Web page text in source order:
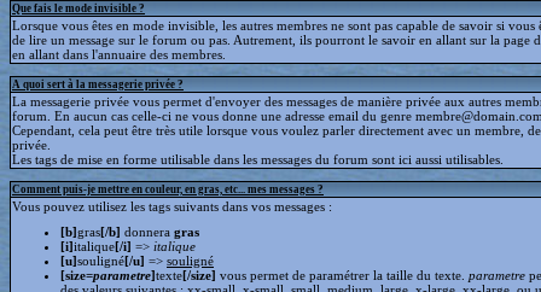
Que fais le mode invisible ?
Lorsque vous êtes en mode invisible, les autres membres ne sont pas capable de savoir si vous
de lire un message sur le forum ou pas. Autrement, ils pourront le savoir en allant sur la page
en allant dans l'annuaire des membres.
A quoi sert à la messagerie privée ?
La messagerie privée vous permet d'envoyer des messages de manière privée aux autres
forum. En aucun cas celle-ci ne vous donne une adresse email du genre
Cependant, cela peut être très utile lorsque vous voulez parler directement avec un membre,
privée.
Les tags de mise en forme utilisable dans les messages du forum sont ici aussi utilisables.
Comment puis-je mettre en couleur, en gras, etc... mes messages ?
Vous pouvez utilisez les tags suivants dans vos messages :
[b]gras[/b] donnera gras
[i]italique[/i] => italique
[u]souligné[/u] => souligné
[size=parametre]texte[/size] vous permet de paramétrer la taille du texte. parametre
des valeurs suivantes : xx-small, x-small, small, medium, large, x-large, xx-large, ou